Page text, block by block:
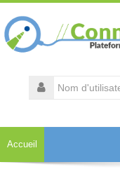
au
contenu
Nom
Accueil